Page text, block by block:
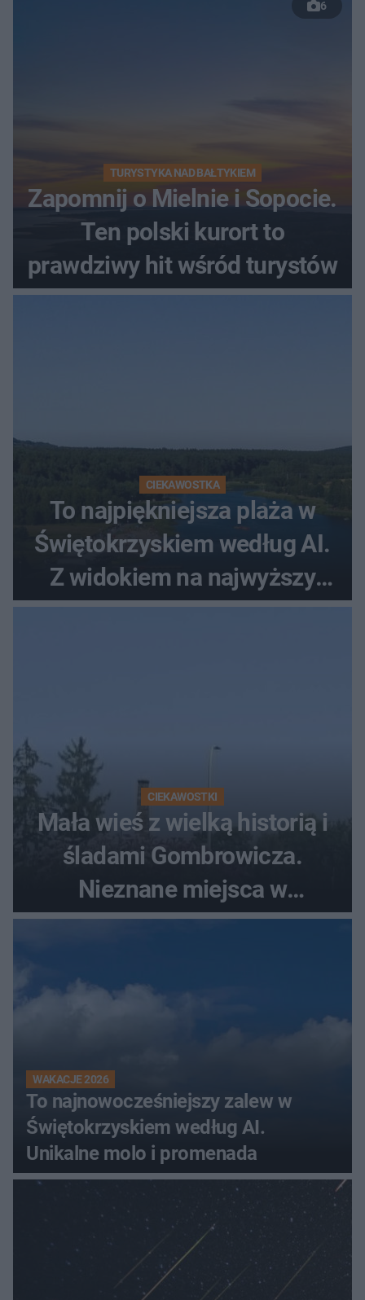
6
TURYSTYKA NAD BAŁTYKIEM
Zapomnij o Mielnie i Sopocie.
Ten polski kurort to
prawdziwy hit wśród turystów
CIEKAWOSTKA
To najpiękniejsza plaża w
Świętokrzyskiem według AI.
Z widokiem na najwyższy
szczyt Gór Świętokrzyskich
CIEKAWOSTKI
Mała wieś z wielką historią i
śladami Gombrowicza.
Nieznane miejsca w
Świętokrzyskiem
WAKACJE 2026
To najnowocześniejszy zalew w
Świętokrzyskiem według AI.
Unikalne molo i promenada